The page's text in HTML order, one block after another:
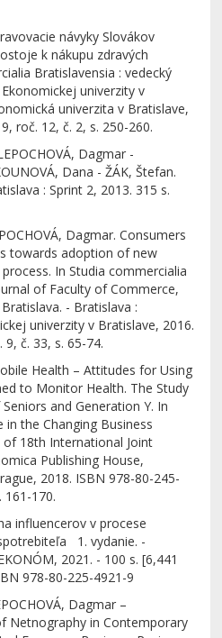
návyky Slovákov
k nákupu zdravých
Bratislavensia : vedecký
univerzity v
univerzita v Bratislave,
roč. 12, č. 2, s. 250-260.
Dagmar -
Dana - ŽÁK, Štefan.
: Sprint 2, 2013. 315 s.
Dagmar. Consumers
towards adoption of new
In Studia commercialia
of Faculty of Commerce,
- Bratislava :
univerzity v Bratislave, 2016.
9, č. 33, s. 65-74.
Health – Attitudes for Using
to Monitor Health. The Study
and Generation Y. In
in the Changing Business
18th International Joint
Publishing House,
2018. ISBN 978-80-245-
161-170.
influencerov v procese
1. vydanie. -
2021. - 100 s. [6,441
978-80-225-4921-9
Dagmar –
Netnography in Contemporary